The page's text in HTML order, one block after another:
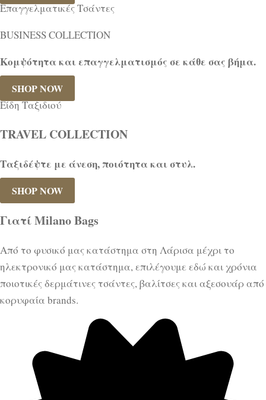
Επαγγελματικές Τσάντες
BUSINESS COLLECTION
Κομψότητα και επαγγελματισμός σε κάθε σας βήμα.
SHOP NOW
Είδη Ταξιδιού
TRAVEL COLLECTION
Ταξιδέψτε με άνεση, ποιότητα και στυλ.
SHOP NOW
Γιατί Milano Bags
Από το φυσικό μας κατάστημα στη Λάρισα μέχρι το
ηλεκτρονικό μας κατάστημα, επιλέγουμε εδώ και χρόνια
ποιοτικές δερμάτινες τσάντες, βαλίτσες και αξεσουάρ από
κορυφαία brands.